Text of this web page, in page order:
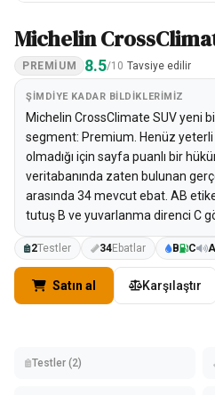
Michelin
PREMIUM 8.5/10 Tavsiye edilir
ŞIMDIYE KADAR BILDIKLERIMIZ
Michelin CrossClimate SUV yeni
segment: Premium. Henüz yeterli
olmadığı için sayfa puanlı bir
veritabanında zaten bulunan
arasında 34 mevcut ebat. AB
tutuş B ve yuvarlanma direnci C
2Testler 34Ebatlar B C A
Satın al Karşılaştır
Testler (2)